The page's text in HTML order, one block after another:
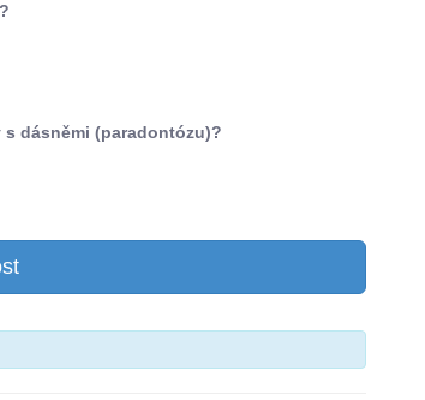
dásněmi (paradontózu)?